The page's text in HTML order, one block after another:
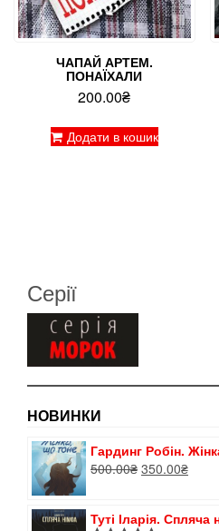
ЧАПАЙ АРТЕМ.
ПОНАЇХАЛИ
200.00₴
Додати в кошик
Серії
НОВИНКИ
Гардинг Робін.
500.00₴ Оригінальна
350.00₴
Туті Іларія. Спляча